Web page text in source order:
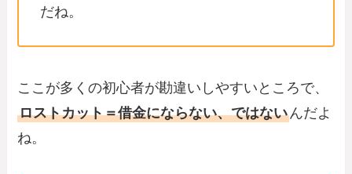
だね。
ここが多くの初心者が勘違いしやすいところで、
ロストカット＝借金にならない、ではないんだよ
ね。